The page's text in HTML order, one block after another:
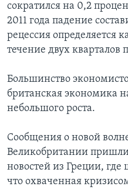
сократился на 0,2
2011 года падение
рецессия определяется
течение двух кварталов
Большинство
британская экономика
небольшого роста.
Сообщения о новой
Великобритании пришли
новостей из Греции, где
что охваченная